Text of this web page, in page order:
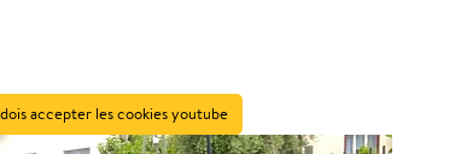
accepter les cookies youtube